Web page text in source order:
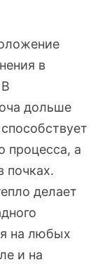
в
дольше
процесса, а
почках.
делает
на любых
и на